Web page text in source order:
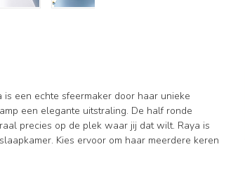
een echte sfeermaker door haar unieke
een elegante uitstraling. De half ronde
precies op de plek waar jij dat wilt. Raya is
Kies ervoor om haar meerdere keren